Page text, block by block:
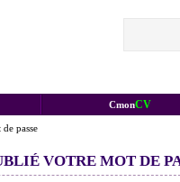
CmonCV
passe
VOTRE MOT DE